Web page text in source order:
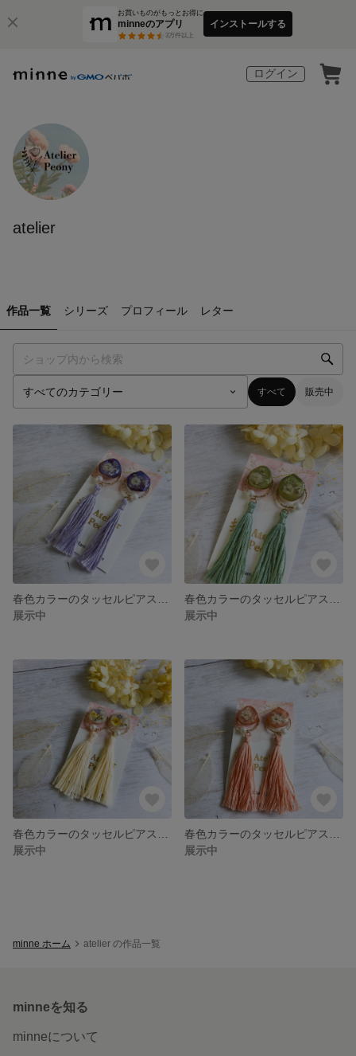
お買いものがもっとお得に
minneのアプリ
3万件以上
インストールする
ログイン
atelier
作品一覧 シリーズ プロフィール レター
すべて 販売中
展示中
展示中
展示中
展示中
minne ホーム atelier の作品一覧
minneを知る
minneについて